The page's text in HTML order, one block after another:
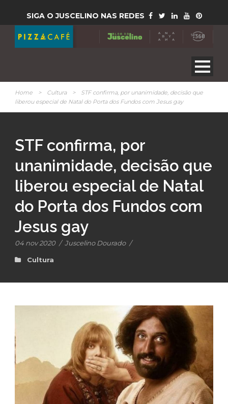
SIGA O JUSCELINO NAS REDES
Home > Cultura >
STF confirma, por unanimidade, decisão que
liberou especial de Natal do Porta dos Fundos com Jesus gay
STF confirma, por
unanimidade, decisão que
liberou especial de Natal
do Porta dos Fundos com
Jesus gay
04 nov 2020 / Juscelino Dourado /
Cultura